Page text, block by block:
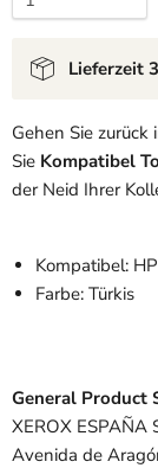
Lieferzeit
Gehen Sie zurück
Sie Kompatibel
der Neid Ihrer
Kompatibel:
Farbe: Türkis
General Product
XEROX ESPAÑA
Avenida de